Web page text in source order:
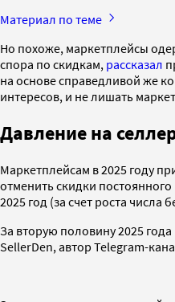
Материал по теме
Но похоже, маркетплейсы
спора по скидкам, рассказал
на основе справедливой же
интересов, и не лишать
Давление на
Маркетплейсам в 2025 году
отменить скидки
2025 год (за счет роста числа
За вторую половину 2025
SellerDen, автор Telegram-